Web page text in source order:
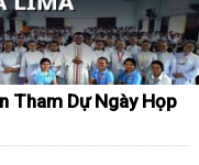
Tham Dự Ngày Họp